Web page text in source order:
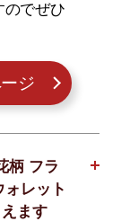
のでぜひ
ジ
柄 フラ
レット
ます